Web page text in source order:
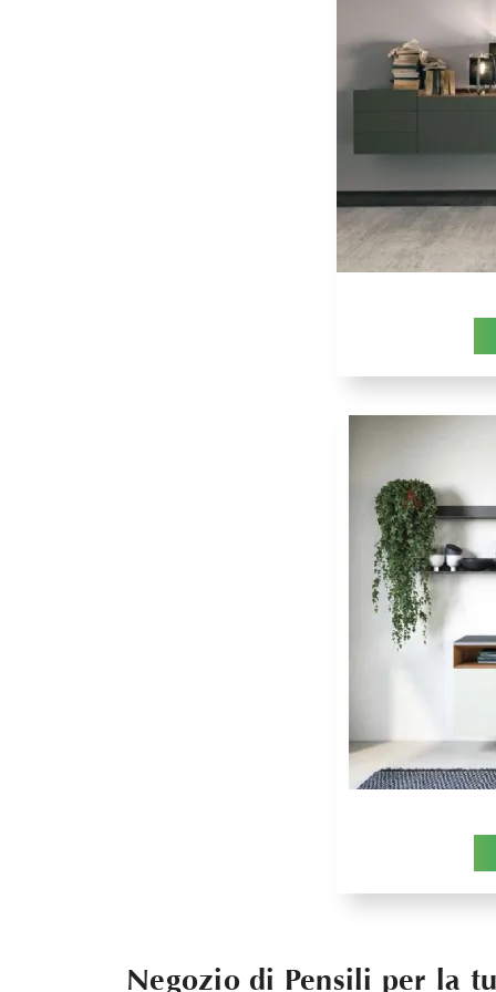
Negozio di Pensili per la